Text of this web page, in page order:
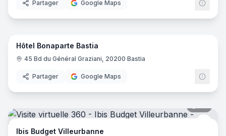
Partager Google Maps
21
Hôtel Bonaparte Bastia
45 Bd du Général Graziani, 20200 Bastia
Partager Google Maps
Ibis
Ibis Budget Villeurbanne